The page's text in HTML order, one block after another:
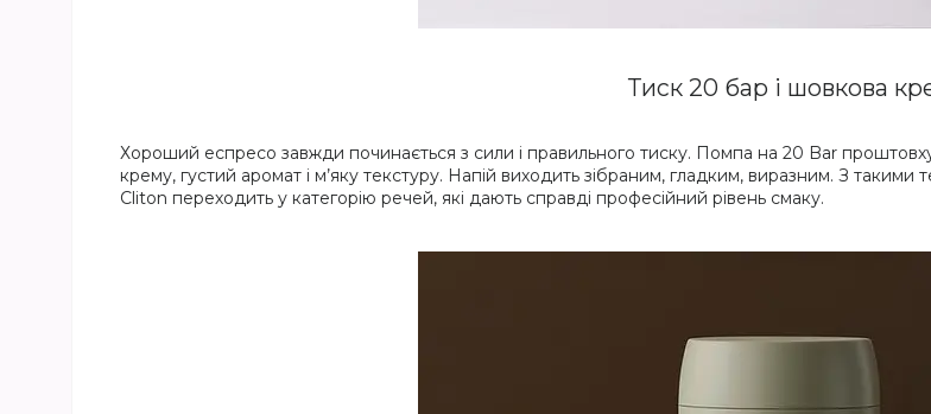
Тиск 20 бар і шовкова
Хороший еспресо завжди починається з сили і правильного тиску. Помпа на 20 Bar
крему, густий аромат і м’яку текстуру. Напій виходить зібраним, гладким, виразним. З
Cliton переходить у категорію речей, які дають справді професійний рівень смаку.